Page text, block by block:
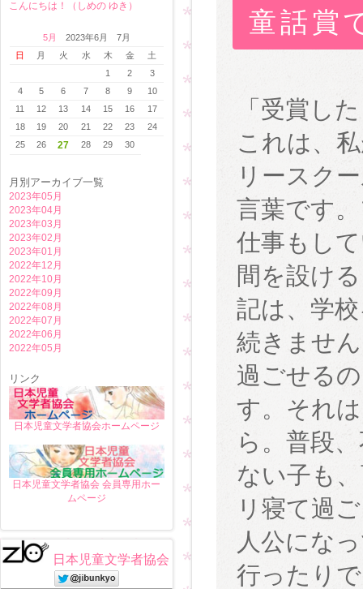
こんにちは！（しめの ゆき）
5月
2023年6月 7月
日
月 火 水 木 金
土
1
2
3
4
5 6 7 8 9
10
11
12 13 14 15 16
17
18
19 20 21 22 23
24
25
26 27 28 29 30
月別アーカイブ一覧
2023年05月
2023年04月
2023年03月
2023年02月
2023年01月
2022年12月
2022年10月
2022年09月
2022年08月
2022年07月
2022年06月
2022年05月
リンク
日本児童文学者協会ホームページ
日本児童文学者協会 会員専用ホー
ムページ
日本児童文学者協会
童話賞
「受賞し
これは、
リースク
言葉です
仕事もし
間を設け
記は、学
続きませ
過ごせる
す。それ
ら。普段
ない子も
リ寝て過
人公にな
行ったり